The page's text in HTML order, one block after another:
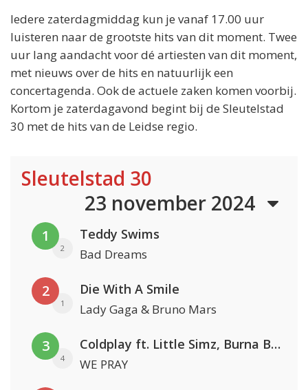
Iedere zaterdagmiddag kun je vanaf 17.00 uur
luisteren naar de grootste hits van dit moment. Twee
uur lang aandacht voor dé artiesten van dit moment,
met nieuws over de hits en natuurlijk een
concertagenda. Ook de actuele zaken komen voorbij.
Kortom je zaterdagavond begint bij de Sleutelstad
30 met de hits van de Leidse regio.
Sleutelstad 30
23 november 2024
1
2
Teddy Swims
Bad Dreams
2
1
Die With A Smile
Lady Gaga & Bruno Mars
3
4
Coldplay ft. Little Simz, Burna Boy, Elyanna & Tini
WE PRAY